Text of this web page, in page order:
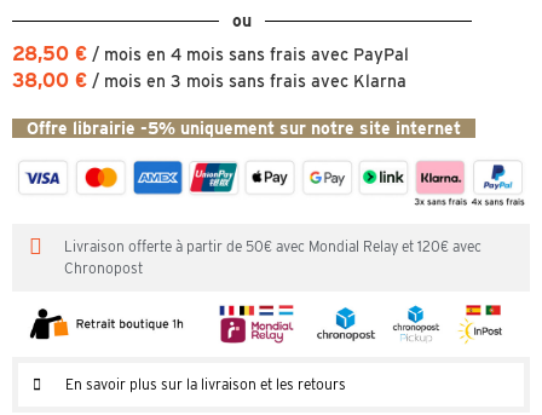
ou
28,50 € / mois en 4 mois sans frais avec PayPal
38,00 € / mois en 3 mois sans frais avec Klarna
Offre librairie -5% uniquement sur notre site internet
Livraison offerte à partir de 50€ avec Mondial Relay et 120€ avec
Chronopost
En savoir plus sur la livraison et les retours